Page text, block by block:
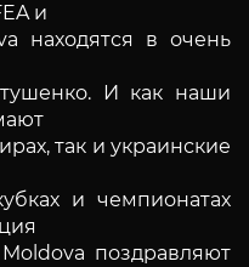
и
находятся в очень
И как наши
так и украинские
и чемпионатах
поздравляют